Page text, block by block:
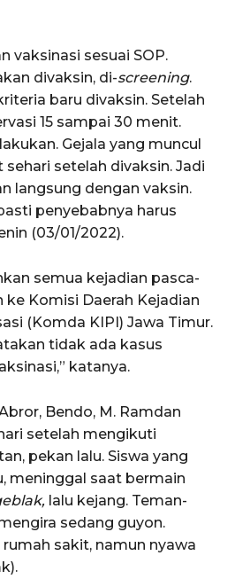
vaksinasi sesuai SOP.
divaksin, di-screening.
baru divaksin. Setelah
15 sampai 30 menit.
Gejala yang muncul
setelah divaksin. Jadi
langsung dengan vaksin.
penyebabnya harus
(03/01/2022).
semua kejadian pasca-
Komisi Daerah Kejadian
(Komda KIPI) Jawa Timur.
tidak ada kasus
katanya.
Bendo, M. Ramdan
setelah mengikuti
pekan lalu. Siswa yang
meninggal saat bermain
lalu kejang. Teman-
sedang guyon.
sakit, namun nyawa